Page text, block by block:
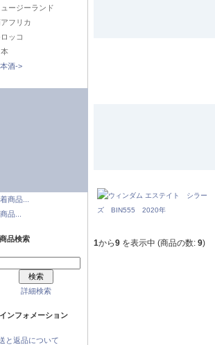
ージーランド
フリカ
ッコ
酒->
商品...
品...
商品検索
詳細検索
フォメーション
と返品について
1から9 を表示中 (商品の数: 9)